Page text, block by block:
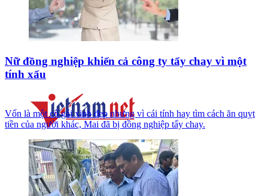
Nữ đồng nghiệp khiến cả công ty tẩy chay vì một
tính xấu
Vốn là một cô gái xinh đẹp nhưng vì cái tính hay tìm cách ăn quỵt
tiền của người khác, Mai đã bị đồng nghiệp tẩy chay.